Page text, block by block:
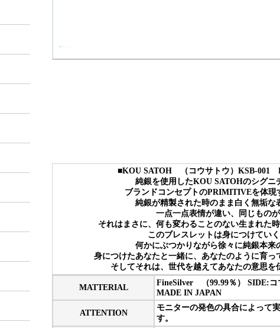
■KOU SATOH （コウサトウ）KSB-001
純銀を使用したKOU SATOHのシグニ
ブランドコンセプトのPRIMITIVEを体現
純銀が精製された時のまま白く無垢な
一点一点表情が違い、同じものが
それはまさに、何も変わることのない生まれた
このブレスレットは身につけてい
何かにぶつかりながら徐々に純銀本来
身につけたあなたと一緒に、あなたのように育っ
そしてそれは、世代を越えてあなたの意思を
MATTERIAL
FineSilver （99.99％） SIDE:コ
MADE IN JAPAN
ATTENTION
モニターの発色の具合によって
す。